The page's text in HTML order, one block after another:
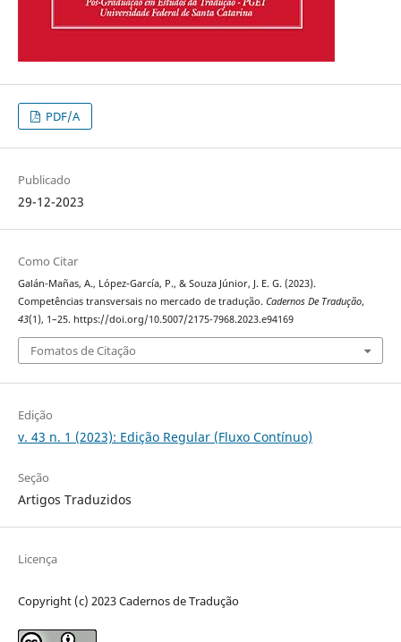
PDF/A
Publicado
29-12-2023
Como Citar
Galán-Mañas, A., López-García, P., & Souza Júnior, J. E. G. (2023).
Competências transversais no mercado de tradução. Cadernos De Tradução,
43(1), 1–25. https://doi.org/10.5007/2175-7968.2023.e94169
Fomatos de Citação
Edição
v. 43 n. 1 (2023): Edição Regular (Fluxo Contínuo)
Seção
Artigos Traduzidos
Licença
Copyright (c) 2023 Cadernos de Tradução